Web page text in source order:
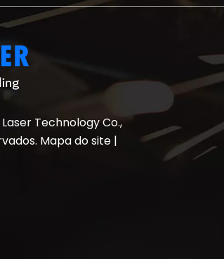
Technology Co.,
Mapa do site |